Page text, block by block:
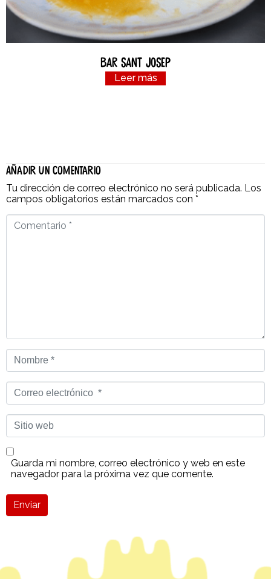
Bar Sant Josep
Leer más
Añadir un comentario
Tu dirección de correo electrónico no será publicada. Los
campos obligatorios están marcados con *
Comentario
Nombre
Correo
electrónico
*
Sitio
web
Guarda mi nombre, correo electrónico y web en este
navegador para la próxima vez que comente.
Enviar